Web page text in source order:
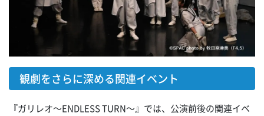
観劇をさらに深める関連イベント
『ガリレオ～ENDLESS TURN～』では、公演前後の関連イベ